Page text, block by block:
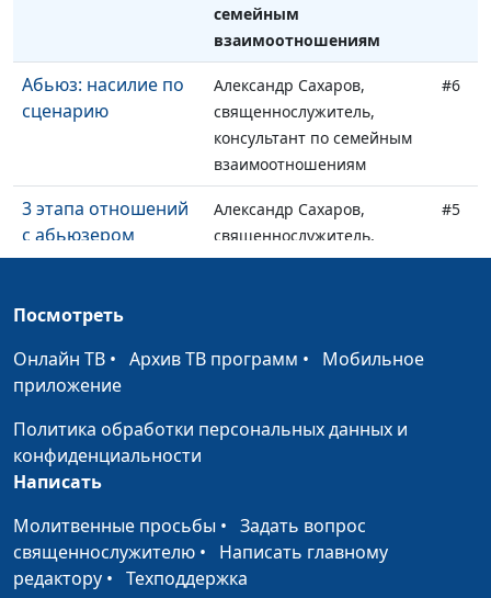
семейным
взаимоотношениям
Абьюз: насилие по
сценарию
Александр Сахаров,
священнослужитель,
консультант по семейным
взаимоотношениям
#6
3 этапа отношений
с абьюзером
Александр Сахаров,
священнослужитель,
консультант по семейным
#5
Как уйти от
абьюзера
безболезненно?
священнослужитель,
Где найти силы уйти
от абьюзера?
взаимоотношениям
Как срочно уйти от
Александр Сахаров,
Посмотреть
Онлайн ТВ • Архив ТВ программ • Мобильное
приложение
Политика обработки персональных данных и
конфиденциальности
Написать
Молитвенные просьбы • Задать вопрос
священнослужителю • Написать главному
редактору • Техподдержка